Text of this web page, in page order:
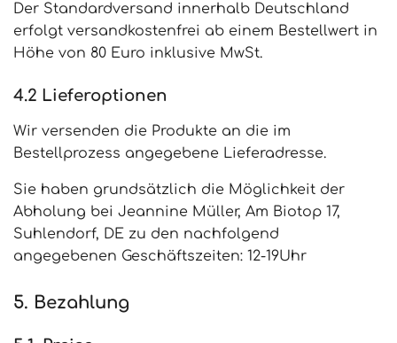
Der Standardversand innerhalb Deutschland
erfolgt versandkostenfrei ab einem Bestellwert in
Höhe von 80 Euro inklusive MwSt.
4.2 Lieferoptionen
Wir versenden die Produkte an die im
Bestellprozess angegebene Lieferadresse.
Sie haben grundsätzlich die Möglichkeit der
Abholung bei Jeannine Müller, Am Biotop 17,
Suhlendorf, DE zu den nachfolgend
angegebenen Geschäftszeiten: 12-19Uhr
5. Bezahlung